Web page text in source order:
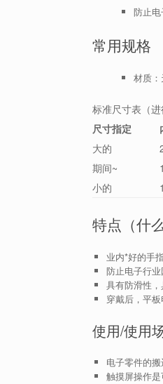
防止电
常用规格
材质
标准尺寸表（进
尺寸指定
大的
期间~
小的
特点（什
业内*好的手
防止电子行业
具有防滑性，
穿戴后，平
使用/使用
电子零件的
触摸屏操作是